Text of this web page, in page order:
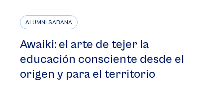
ALUMNI SABANA
Awaiki: el arte de tejer la
educación consciente desde el
origen y para el territorio